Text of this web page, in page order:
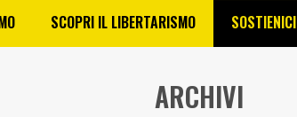
SCOPRI IL LIBERTARISMO SOSTIENICI
ARCHIVI